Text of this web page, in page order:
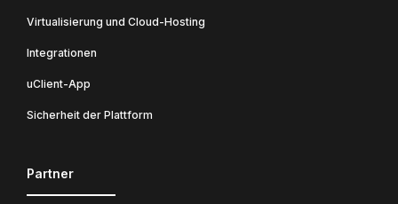
Virtualisierung und Cloud-Hosting
Integrationen
uClient-App
Sicherheit der Plattform
Partner